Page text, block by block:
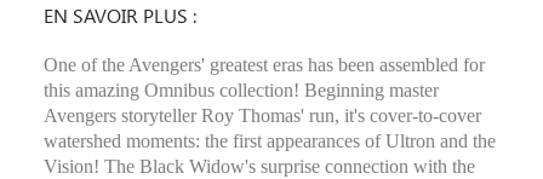
EN SAVOIR PLUS :
One of the Avengers' greatest eras has been assembled for
this amazing Omnibus collection! Beginning master
Avengers storyteller Roy Thomas' run, it's cover-to-cover
watershed moments: the first appearances of Ultron and the
Vision! The Black Widow's surprise connection with the